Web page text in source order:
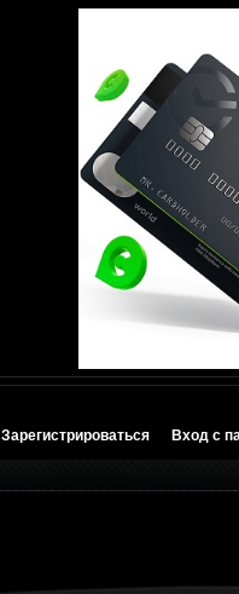
Зарегистрироваться Вход с